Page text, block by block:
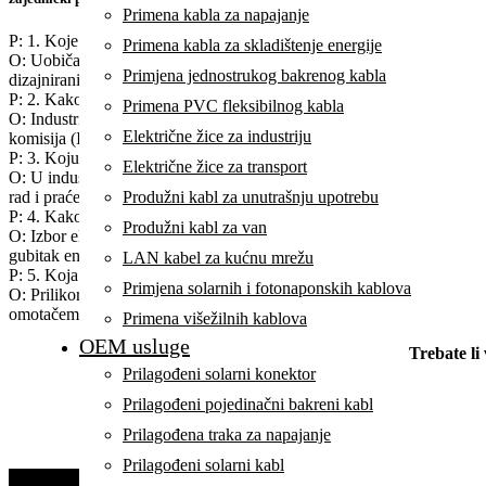
Primena kabla za napajanje
Primena kabla za skladištenje energije
Primjena jednostrukog bakrenog kabla
Primena PVC fleksibilnog kabla
Električne žice za industriju
Električne žice za transport
Produžni kabl za unutrašnju upotrebu
Produžni kabl za van
LAN kabel za kućnu mrežu
Primjena solarnih i fotonaponskih kablova
Primena višežilnih kablova
OEM usluge
Prilagođeni solarni konektor
Prilagođeni pojedinačni bakreni kabl
Prilagođena traka za napajanje
Prilagođeni solarni kabl
P: 1. Koje vrste električnih žica se obično koriste u industriji?
O: Uobičajene vrste električnih žica koje se koriste u industriji
dizajniranih za opasna okruženja. Svaki tip služi specifičnim
P: 2. Kako industrije osiguravaju sigurnost i pouzdanost električnih
O: Industrije osiguravaju sigurnost i pouzdanost električnih
komisija (IEC). Redovno održavanje, pregledi i korištenje žica s
P: 3. Koju ulogu imaju električne žice u industrijskoj automatizaciji?
O: U industrijskoj automatizaciji, električne žice povezuju senzore,
rad i praćenje automatizovanih sistema, čime se povećava efikasnost i
P: 4. Kako izbor električne žice utiče na industrijsku energetsku
O: Izbor električne žice utiče na industrijsku energetsku efikasnost
gubitak energije i povećava ukupnu efikasnost. Uz to, odgovarajuća
P: 5. Koja su razmatranja važna pri odabiru električnih žica za teška
O: Prilikom odabira električnih žica za oštra industrijska okruženja,
omotačem, poput onih napravljenih od materijala kao što su PVC,
Trebate li